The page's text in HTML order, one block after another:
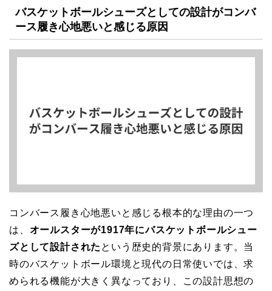
バスケットボールシューズとしての設計がコンバ
ース履き心地悪いと感じる原因
コンバース履き心地悪いと感じる根本的な理由の一つ
は、 オールスターが1917年にバスケットボールシュー
ズとして設計された という歴史的背景にあります。当
時のバスケットボール環境と現代の日常使いでは、求
められる機能が大きく異なっており、この設計思想の